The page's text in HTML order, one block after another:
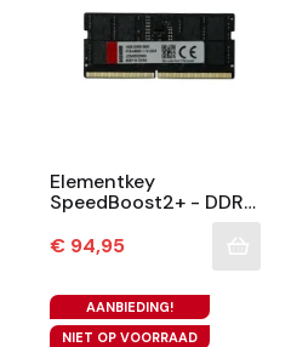
Elementkey
SpeedBoost2+ - DDR5
Geheugen – 16GB
5600MHz (PC5-
44800) – Hoge
Betrouwbare...
Prijs
€ 94,95
AANBIEDING!
NIET OP VOORRAAD